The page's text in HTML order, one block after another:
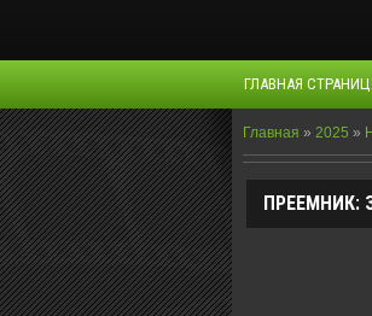
ГЛАВНАЯ
Главная » 2025 »
ПРЕЕМНИК: